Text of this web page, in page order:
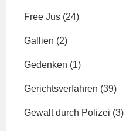
Free Jus (24)
Gallien (2)
Gedenken (1)
Gerichtsverfahren (39)
Gewalt durch Polizei (3)